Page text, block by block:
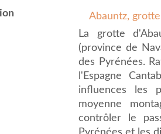
Abauntz,
La grotte
(province de
des Pyrénées.
l'Espagne
influences les
moyenne
contrôler le